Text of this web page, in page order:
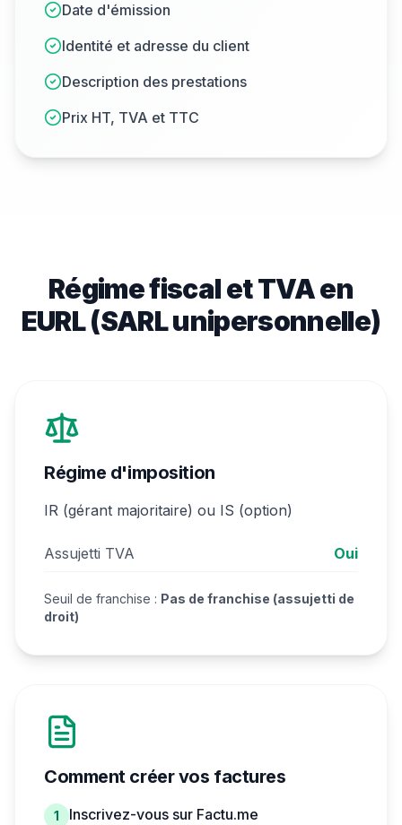
Date d'émission
Identité et adresse du client
Description des prestations
Prix HT, TVA et TTC
Régime fiscal et TVA en
EURL (SARL unipersonnelle)
Régime d'imposition
IR (gérant majoritaire) ou IS (option)
Assujetti TVA Oui
Seuil de franchise : Pas de franchise (assujetti de
droit)
Comment créer vos factures
1 Inscrivez-vous sur Factu.me